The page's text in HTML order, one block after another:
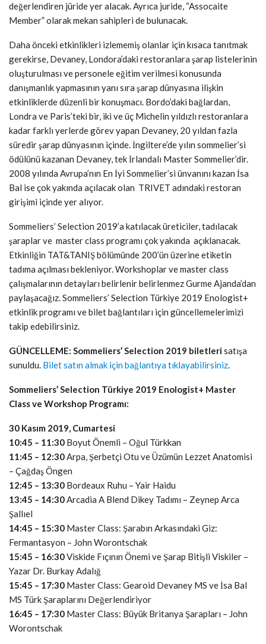
değerlendiren jüride yer alacak. Ayrıca juride, “Assocaite
Member” olarak mekan sahipleri de bulunacak.
Daha önceki etkinlikleri izlememiş olanlar için kısaca tanıtmak
gerekirse, Devaney, Londora’daki restoranlara şarap listelerinin
oluşturulması ve personele eğitim verilmesi konusunda
danışmanlık yapmasının yanı sıra şarap dünyasına ilişkin
etkinliklerde düzenli bir konuşmacı. Bordo’daki bağlardan,
Londra ve Paris’teki bir, iki ve üç Michelin yıldızlı restoranlara
kadar farklı yerlerde görev yapan Devaney, 20 yıldan fazla
süredir şarap dünyasının içinde. İngiltere’de yılın sommelier’si
ödülünü kazanan Devaney, tek İrlandalı Master Sommelier’dir.
2008 yılında Avrupa’nın En İyi Sommelier’si ünvanını kazan İsa
Bal ise çok yakında açılacak olan TRIVET adındaki restoran
girişimi içinde yer alıyor.
Sommeliers’ Selection 2019’a katılacak üreticiler, tadılacak
şaraplar ve master class programı çok yakında açıklanacak.
Etkinliğin TAT&TANIŞ bölümünde 200’ün üzerine etiketin
tadıma açılması bekleniyor. Workshoplar ve master class
çalışmalarının detayları belirlenir belirlenmez Gurme Ajanda’dan
paylaşacağız. Sommeliers’ Selection Türkiye 2019 Enologist+
etkinlik programı ve bilet bağlantıları için güncellemelerimizi
takip edebilirsiniz.
GÜNCELLEME: Sommeliers’ Selection 2019 biletlerisatışa
sunuldu. Bilet satın almak için bağlantıya tıklayabilirsiniz.
Sommeliers’ Selection Türkiye 2019 Enologist+ Master
Class ve Workshop Programı:
30 Kasım 2019, Cumartesi
10:45 – 11:30 Boyut Önemli – Oğul Türkkan
11:45 – 12:30Arpa, Şerbetçi Otu ve Üzümün Lezzet Anatomisi
– Çağdaş Öngen
12:45 – 13:30 Bordeaux Ruhu – Yair Haidu
13:45 – 14:30Arcadia A Blend Dikey Tadımı – Zeynep Arca
Şallıel
14:45 – 15:30 Master Class: Şarabın Arkasındaki Giz:
Fermantasyon – John Worontschak
15:45 – 16:30Viskide Fıçının Önemi ve Şarap Bitişli Viskiler –
Yazar Dr. Burkay Adalığ
15:45 – 17:30 Master Class: Gearoid Devaney MS ve İsa Bal
MS Türk Şaraplarını Değerlendiriyor
16:45 – 17:30 Master Class: Büyük Britanya Şarapları – John
Worontschak